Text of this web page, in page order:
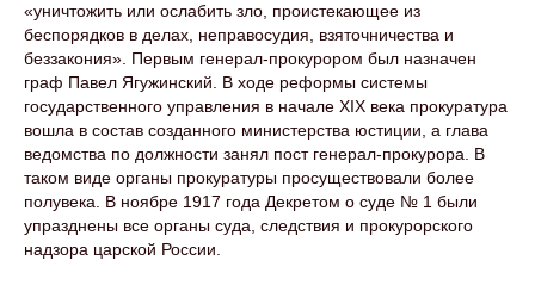
«уничтожить или ослабить зло, проистекающее из
беспорядков в делах, неправосудия, взяточничества и
беззакония». Первым генерал-прокурором был назначен
граф Павел Ягужинский. В ходе реформы системы
государственного управления в начале XIX века прокуратура
вошла в состав созданного министерства юстиции, а глава
ведомства по должности занял пост генерал-прокурора. В
таком виде органы прокуратуры просуществовали более
полувека. В ноябре 1917 года Декретом о суде № 1 были
упразднены все органы суда, следствия и прокурорского
надзора царской России.